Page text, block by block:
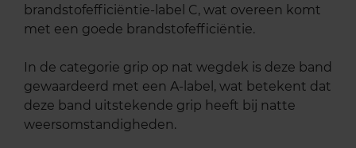
brandstofefficiëntie-label C, wat overeen komt
met een goede brandstofefficiëntie.
In de categorie grip op nat wegdek is deze band
gewaardeerd met een A-label, wat betekent dat
deze band uitstekende grip heeft bij natte
weersomstandigheden.